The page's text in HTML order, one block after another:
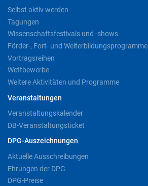
Selbst aktiv werden
Tagungen
Wissenschaftsfestivals und -shows
Förder-, Fort- und Weiterbildungsprogramme
Vortragsreihen
Wettbewerbe
Weitere Aktivitäten und Programme
Veranstaltungen
Veranstaltungskalender
DB-Veranstaltungsticket
DPG-Auszeichnungen
Aktuelle Ausschreibungen
Ehrungen der DPG
DPG-Preise